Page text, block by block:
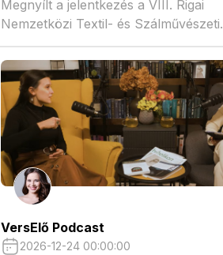
Megnyílt a jelentkezés a VIII. Rigai
Nemzetközi Textil- és Szálművészeti
Triennáléra
VersElő Podcast
2026-12-24 00:00:00